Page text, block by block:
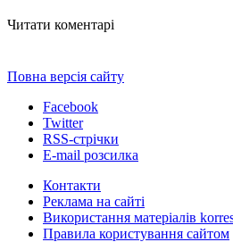
Читати коментарі
Повна версія сайту
Facebook
Twitter
RSS-стрічки
E-mail розсилка
Контакти
Реклама на сайті
Використання матеріалів
Правила користування сайтом